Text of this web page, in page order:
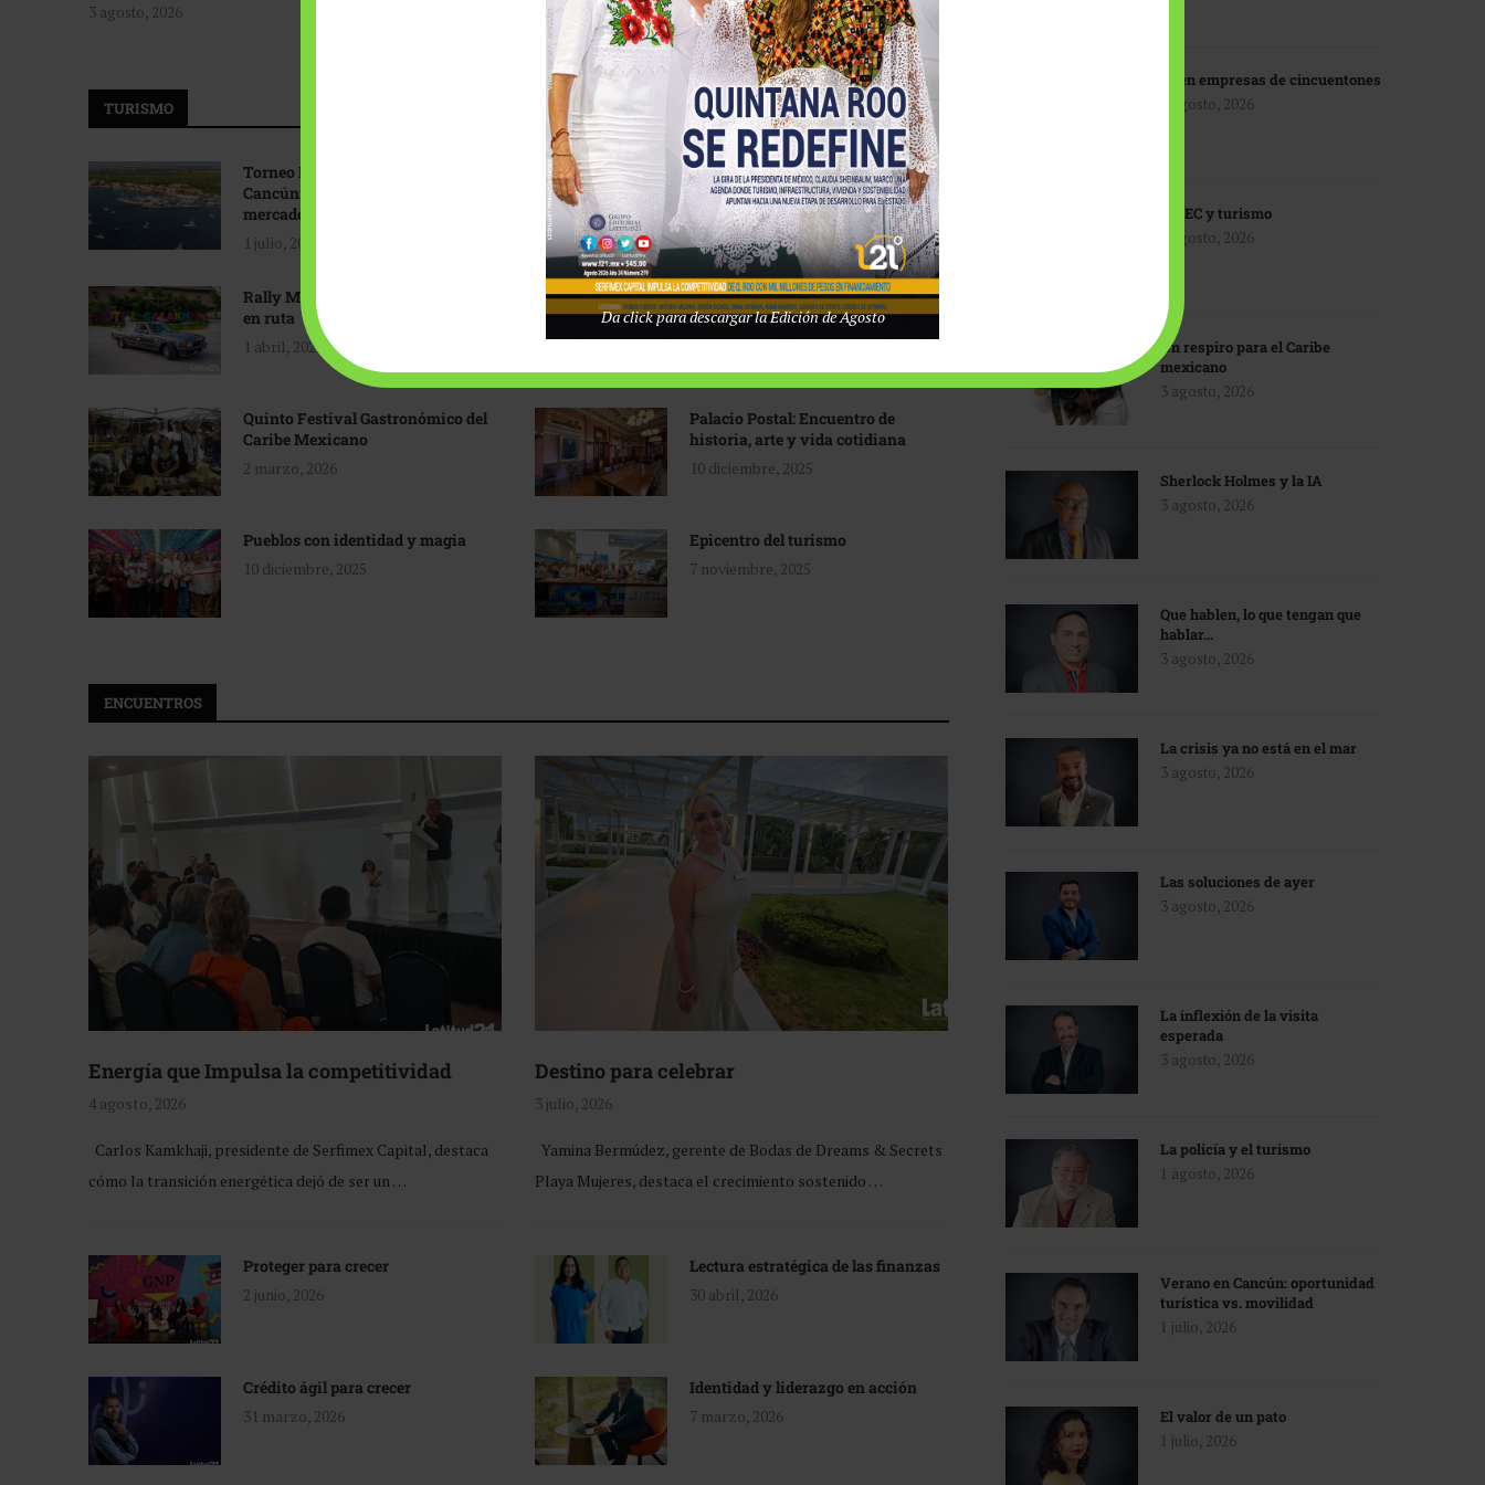
3 agosto, 2026
Tecnológico de Monterrey
3 agosto, 2026
TURISMO
Torneo Internacional de Pesca
Cancún: Navegando hacia nuevos
mercados
1 julio, 2026
Promoción turística con visión
1 abril, 2026
Rally Maya: Herencia automotriz
en ruta
1 abril, 2026
Industria global en
reconfiguración
31 marzo, 2026
Quinto Festival Gastronómico del
Caribe Mexicano
2 marzo, 2026
Palacio Postal: Encuentro de
historia, arte y vida cotidiana
10 diciembre, 2025
Pueblos con identidad y magia
10 diciembre, 2025
Epicentro del turismo
7 noviembre, 2025
ENCUENTROS
Energía que Impulsa la competitividad
4 agosto, 2026
Carlos Kamkhaji, presidente de Serfimex Capital, destaca
cómo la transición energética dejó de ser un …
Destino para celebrar
3 julio, 2026
Yamina Bermúdez, gerente de Bodas de Dreams & Secrets
Playa Mujeres, destaca el crecimiento sostenido …
Proteger para crecer
2 junio, 2026
Lectura estratégica de las finanzas
30 abril, 2026
Crédito ágil para crecer
31 marzo, 2026
Identidad y liderazgo en acción
7 marzo, 2026
IA en empresas de cincuentones
3 agosto, 2026
TMEC y turismo
3 agosto, 2026
Un respiro para el Caribe
mexicano
3 agosto, 2026
Sherlock Holmes y la IA
3 agosto, 2026
Que hablen, lo que tengan que
hablar…
3 agosto, 2026
La crisis ya no está en el mar
3 agosto, 2026
Las soluciones de ayer
3 agosto, 2026
La inflexión de la visita
esperada
3 agosto, 2026
La policía y el turismo
1 agosto, 2026
Verano en Cancún: oportunidad
turística vs. movilidad
1 julio, 2026
El valor de un pato
1 julio, 2026
Da click para descargar la Edición de Agosto